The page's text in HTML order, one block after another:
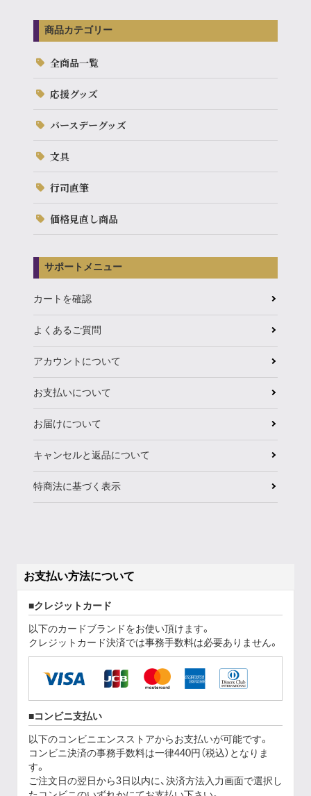
商品カテゴリー
全商品一覧
応援グッズ
バースデーグッズ
文具
行司直筆
価格見直し商品
サポートメニュー
カートを確認
よくあるご質問
アカウントについて
お支払いについて
お届けについて
キャンセルと返品について
特商法に基づく表示
お支払い方法について
クレジットカード
以下のカードブランドをお使い頂けます。
クレジットカード決済では事務手数料は必要ありません。
コンビニ支払い
以下のコンビニエンスストアからお支払いが可能です。
コンビニ決済の事務手数料は一律440円（税込）となりま
す。
ご注文日の翌日から3日以内に、決済方法入力画面で選択し